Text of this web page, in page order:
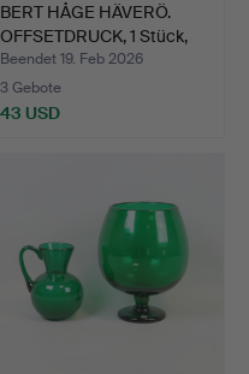
BERT HÅGE HÄVERÖ.
OFFSETDRUCK, 1 Stück,
St…
Beendet 19. Feb 2026
3 Gebote
43 USD